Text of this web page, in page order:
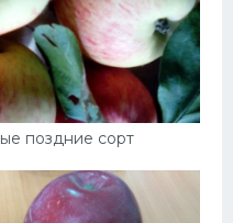
поздние сорт